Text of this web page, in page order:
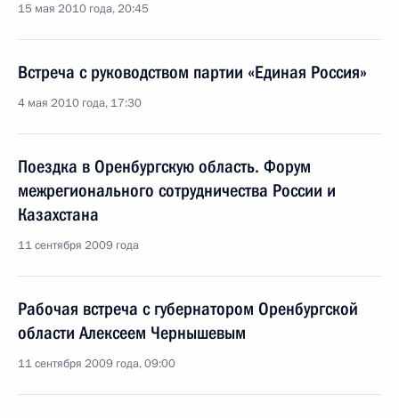
15 мая 2010 года, 20:45
Встреча с руководством партии «Единая Россия»
4 мая 2010 года, 17:30
Поездка в Оренбургскую область. Форум
межрегионального сотрудничества России и
Казахстана
11 сентября 2009 года
Рабочая встреча с губернатором Оренбургской
области Алексеем Чернышевым
11 сентября 2009 года, 09:00